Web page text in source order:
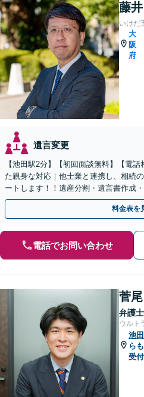
藤
いけだ
大
阪
府
遺言変更
【池田駅2分】【初回面談無料】【電
た親身な対応｜他士業と連携し、相続
ートします！！遺産分割・遺言書作成
く対応【休日・夜間対応可】
料金表を
電話でお問い合わせ
菅
弁護士
ウルト
池
ら
受